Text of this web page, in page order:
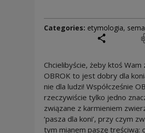
Categories: etymologia,
Chcielibyście, żeby ktoś Wam
OBROK to jest dobry dla
nie dla ludzi! Współcześnie
rzeczywiście tylko jedno
związane z karmieniem
‘pasza dla koni’, przy czym
tym mianem paszę treściwą: